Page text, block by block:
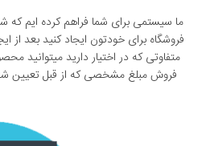
ما سیستمی برای شما فراهم کرده ایم که
فروشگاه برای خودتون ایجاد کنید بعد از
متفاوتی که در اختیار دارید میتوانید
فروش مبلغ مشخصی که از قبل تعیین